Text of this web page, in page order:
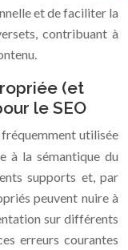
et de faciliter la
contribuant à
(et
le SEO
utilisée
à la sémantique du
supports et, par
peuvent nuire à
sur différents
erreurs courantes